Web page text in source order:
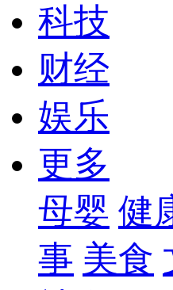
科技
财经
娱乐
更多
母婴 健
事 美食